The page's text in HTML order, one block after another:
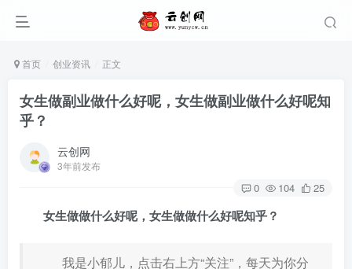
首页 创业资讯 正文
女生做副业做什么好呢，女生做副业做什么好呢知
乎？
云创网
3年前发布
0 104 25
女生做做什么好呢，女生做做什么好呢知乎？
我是小郁儿，点击右上方“关注”，每天为你分